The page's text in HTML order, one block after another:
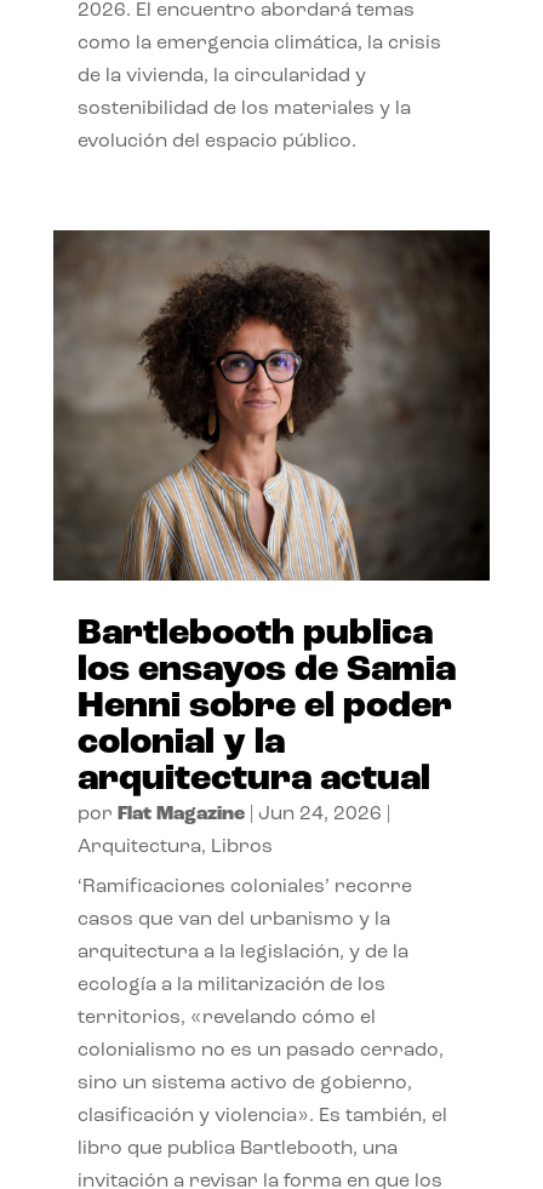
2026. El encuentro abordará temas
como la emergencia climática, la crisis
de la vivienda, la circularidad y
sostenibilidad de los materiales y la
evolución del espacio público.
Bartlebooth publica
los ensayos de Samia
Henni sobre el poder
colonial y la
arquitectura actual
por Flat Magazine| Jun 24, 2026
Arquitectura, Libros
‘Ramificaciones coloniales’ recorre
casos que van del urbanismo y la
arquitectura a la legislación, y de la
ecología a la militarización de los
territorios, «revelando cómo el
colonialismo no es un pasado cerrado,
sino un sistema activo de gobierno,
clasificación y violencia». Es también, el
libro que publica Bartlebooth, una
invitación a revisar la forma en que los